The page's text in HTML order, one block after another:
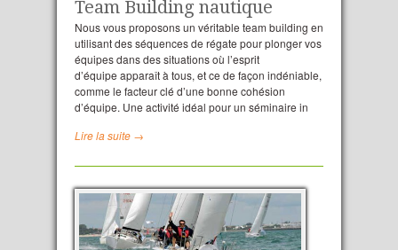
Team Building nautique
Nous vous proposons un véritable team building en
utilisant des séquences de régate pour plonger vos
équipes dans des situations où l’esprit
d’équipe apparaît à tous, et ce de façon indéniable,
comme le facteur clé d’une bonne cohésion
d’équipe. Une activité idéal pour un séminaire in
Lire la suite →